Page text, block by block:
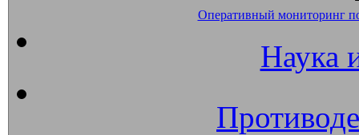
Оперативный мониторинг
Наука